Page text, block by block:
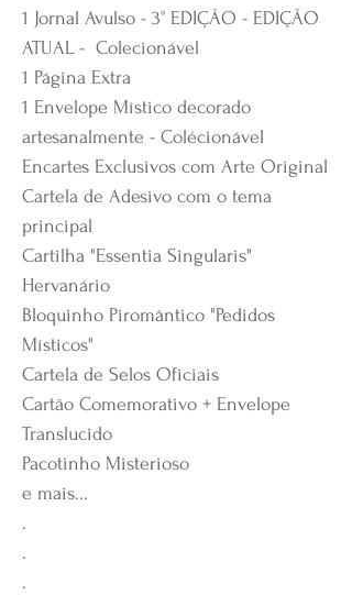
1 Jornal Avulso - 3° EDIÇÃO - EDIÇÃO
ATUAL - Colecionável
1 Página Extra
1 Envelope Místico decorado
artesanalmente - Colécionável
Encartes Exclusivos com Arte Original
Cartela de Adesivo com o tema
principal
Cartilha "Essentia Singularis"
Hervanário
Bloquinho Piromântico "Pedidos
Místicos"
Cartela de Selos Oficiais
Cartão Comemorativo + Envelope
Translucido
Pacotinho Misterioso
e mais...
.
.
.